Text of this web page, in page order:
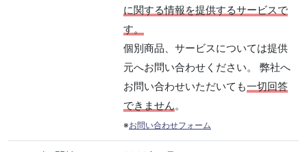
に関する情報を提供するサービスで
す。
個別商品、サービスについては提供
元へお問い合わせください。 弊社へ
お問い合わせいただいても一切回答
できません。
※お問い合わせフォーム